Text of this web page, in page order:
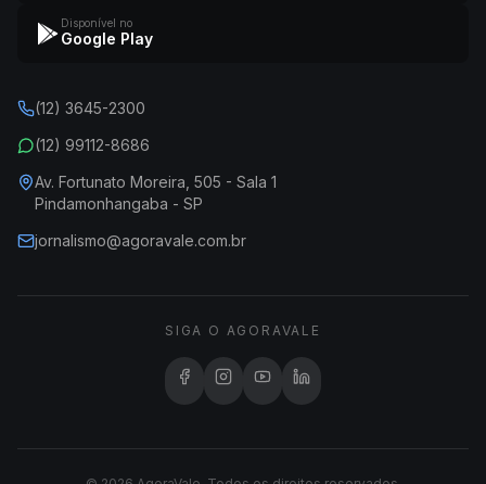
Disponível no
Google Play
(12) 3645-2300
(12) 99112-8686
Av. Fortunato Moreira, 505 - Sala 1
Pindamonhangaba - SP
jornalismo@agoravale.com.br
SIGA O AGORAVALE